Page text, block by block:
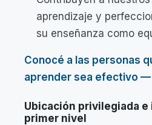
aprendizaje y
su enseñanza como
Conocé a las personas
aprender sea efectivo
Ubicación privilegiada
primer nivel